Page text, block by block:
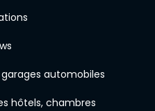
automobiles
hôtels, chambres